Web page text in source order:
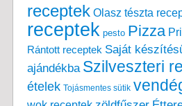
receptek Olasz tészta
receptek pesto Pizza
Rántott receptek Saját
ajándékba Szilveszteri
ételek Tojásmentes sütik